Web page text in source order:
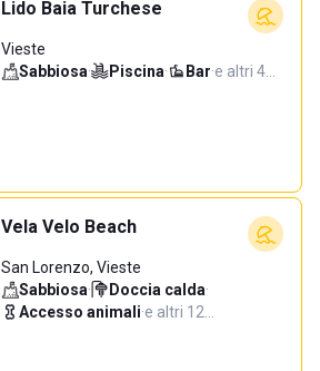
Lido Baia Turchese
Vieste
Sabbiosa· Piscina· Bar·e altri 4…
Vela Velo Beach
San Lorenzo, Vieste
Sabbiosa· Doccia calda·
Accesso animali·e altri 12…